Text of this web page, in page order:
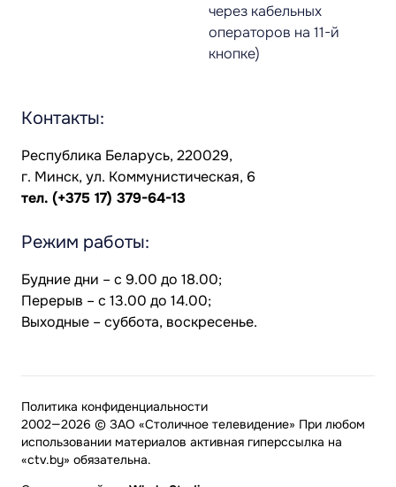
через кабельных
операторов на 11-й
кнопке)
Контакты:
Республика Беларусь, 220029,
г. Минск, ул. Коммунистическая, 6
тел. (+375 17) 379-64-13
Режим работы:
Будние дни – с 9.00 до 18.00;
Перерыв – с 13.00 до 14.00;
Выходные – суббота, воскресенье.
2002—2026 © ЗАО «Столичное телевидение» При любом
использовании материалов активная гиперссылка на
«ctv.by» обязательна.
Политика конфиденциальности